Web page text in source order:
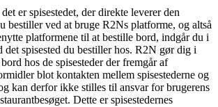
er spisestedet, der direkte leverer den
bestiller ved at bruge R2Ns platforme, og altså
platformene til at bestille bord, indgår du i
det spisested du bestiller hos. R2N gør dig i
hos de spisesteder der fremgår af
blot kontakten mellem spisestederne og
kan derfor ikke stilles til ansvar for brugerens
Dette er spisestedernes